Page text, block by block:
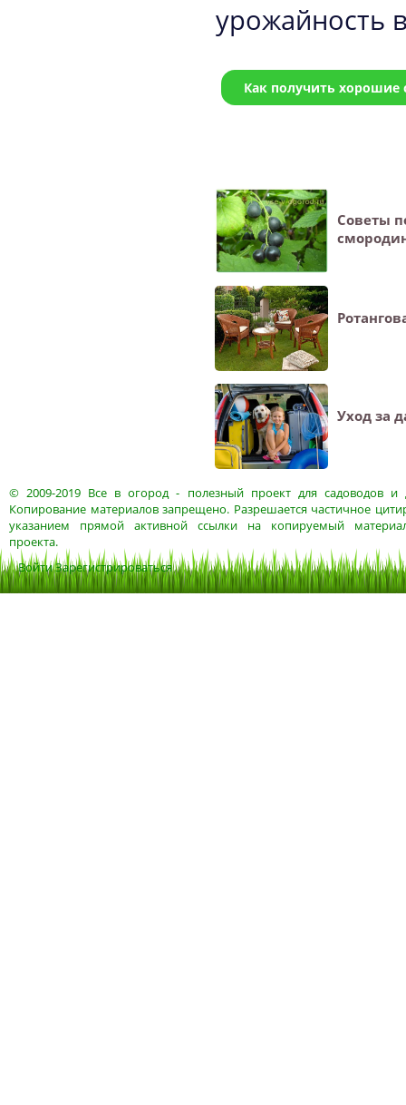
урожайность
Как получить хорошие
Советы
Уход за
© 2009-2019 Все в огород- полезный проект для садоводов и
Копирование материалов запрещено. Разрешается частичное
указанием прямой активной ссылки на копируемый
проекта.
ВойтиЗарегистрироваться